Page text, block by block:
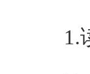
1.读